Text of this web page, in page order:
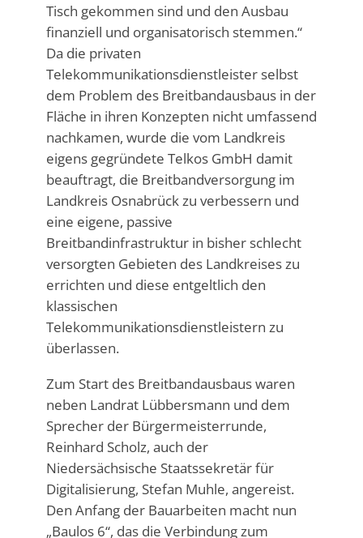
Tisch gekommen sind und den Ausbau
finanziell und organisatorisch stemmen.“
Da die privaten
Telekommunikationsdienstleister selbst
dem Problem des Breitbandausbaus in der
Fläche in ihren Konzepten nicht umfassend
nachkamen, wurde die vom Landkreis
eigens gegründete Telkos GmbH damit
beauftragt, die Breitbandversorgung im
Landkreis Osnabrück zu verbessern und
eine eigene, passive
Breitbandinfrastruktur in bisher schlecht
versorgten Gebieten des Landkreises zu
errichten und diese entgeltlich den
klassischen
Telekommunikationsdienstleistern zu
überlassen.
Zum Start des Breitbandausbaus waren
neben Landrat Lübbersmann und dem
Sprecher der Bürgermeisterrunde,
Reinhard Scholz, auch der
Niedersächsische Staatssekretär für
Digitalisierung, Stefan Muhle, angereist.
Den Anfang der Bauarbeiten macht nun
„Baulos 6“, das die Verbindung zum